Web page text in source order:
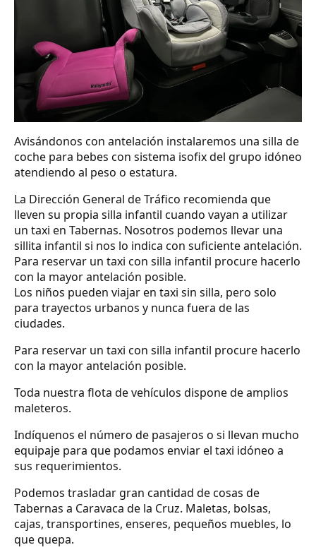
Avisándonos con antelación instalaremos una silla de
coche para bebes con sistema isofix del grupo idóneo
atendiendo al peso o estatura.
La Dirección General de Tráfico recomienda que
lleven su propia silla infantil cuando vayan a utilizar
un taxi en Tabernas. Nosotros podemos llevar una
sillita infantil si nos lo indica con suficiente antelación.
Para reservar un taxi con silla infantil procure hacerlo
con la mayor antelación posible.
Los niños pueden viajar en taxi sin silla, pero solo
para trayectos urbanos y nunca fuera de las
ciudades.
Para reservar un taxi con silla infantil procure hacerlo
con la mayor antelación posible.
Toda nuestra flota de vehículos dispone de amplios
maleteros.
Indíquenos el número de pasajeros o si llevan mucho
equipaje para que podamos enviar el taxi idóneo a
sus requerimientos.
Podemos trasladar gran cantidad de cosas de
Tabernas a Caravaca de la Cruz. Maletas, bolsas,
cajas, transportines, enseres, pequeños muebles, lo
que quepa.